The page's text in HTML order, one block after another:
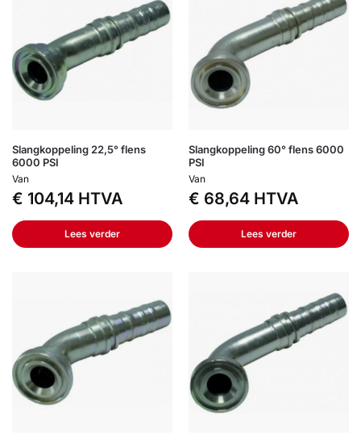
Slangkoppeling 22,5° flens
6000 PSI
Van
€ 104,14 HTVA
Lees verder
Slangkoppeling 60° flens 6000
PSI
Van
€ 68,64 HTVA
Lees verder